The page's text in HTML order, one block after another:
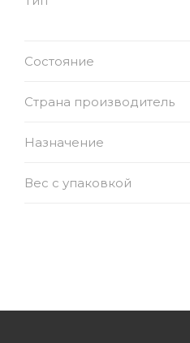
Состояние
Страна производитель
Назначение
Вес с упаковкой